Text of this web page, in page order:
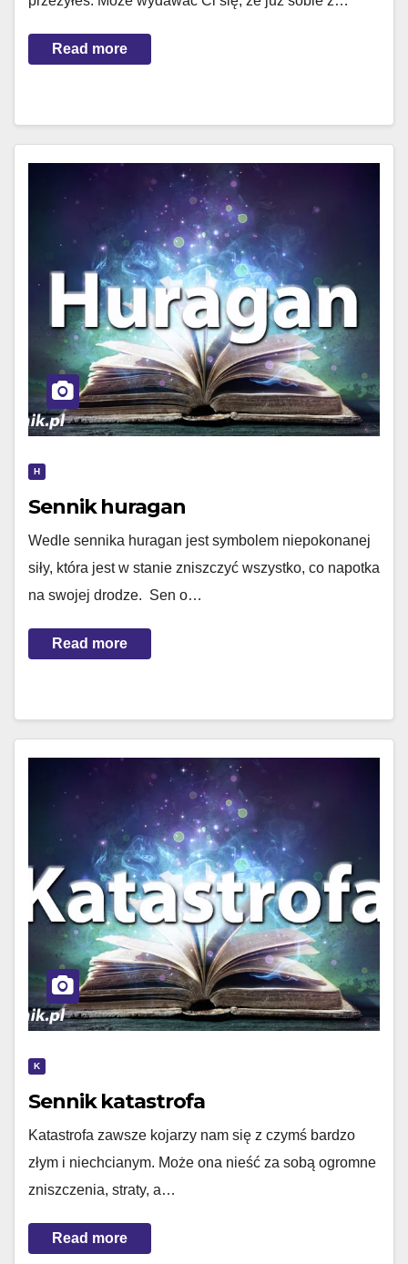
Read more
H
Sennik huragan
Wedle sennika huragan jest symbolem niepokonanej
siły, która jest w stanie zniszczyć wszystko, co napotka
na swojej drodze. Sen o…
Read more
K
Sennik katastrofa
Katastrofa zawsze kojarzy nam się z czymś bardzo
złym i niechcianym. Może ona nieść za sobą ogromne
zniszczenia, straty, a…
Read more